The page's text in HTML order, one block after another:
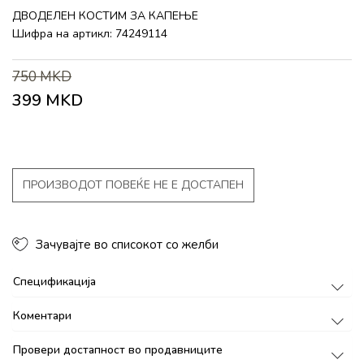
ДВОДЕЛЕН КОСТИМ ЗА КАПЕЊЕ
Шифра на артикл: 74249114
750MKD
399 MKD
ПРОИЗВОДОТ ПОВЕЌЕ НЕ Е ДОСТАПЕН
Зачувајте во списокот со желби
Спецификација
Коментари
Провери достапност во продавниците